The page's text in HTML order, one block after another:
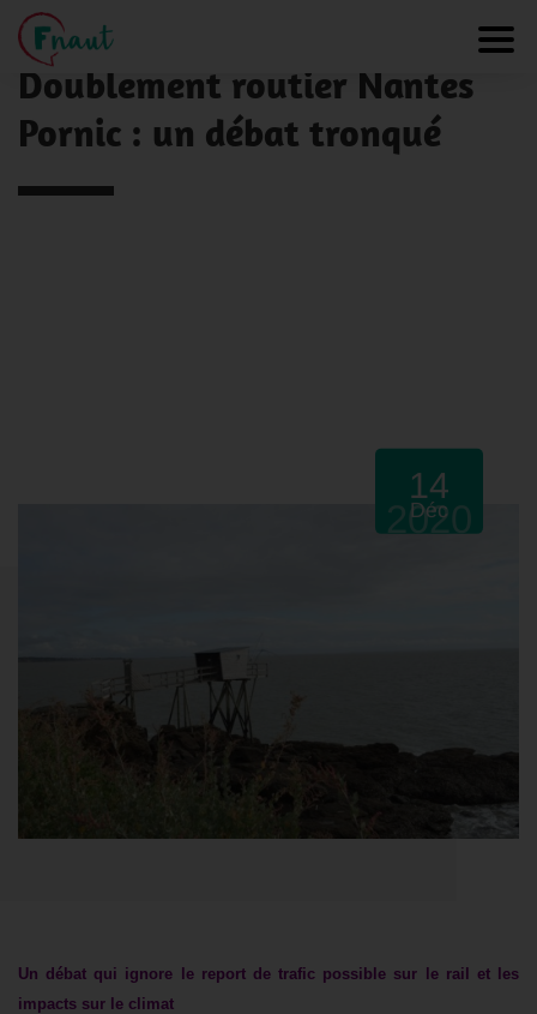
Panneau de gestion des cookies
NOS ACTUALITÉS
Doublement routier Nantes
Pornic : un débat tronqué
14
Déc
2020
Un débat qui ignore le report de trafic possible sur le rail et les
impacts sur le climat